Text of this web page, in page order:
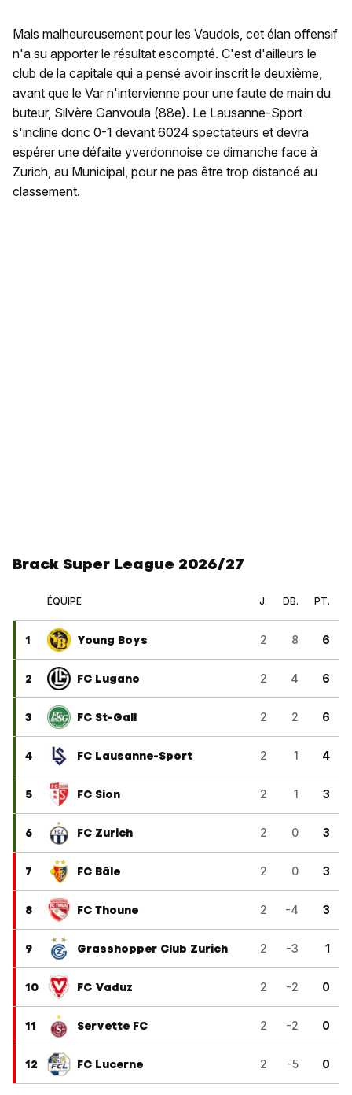
Mais malheureusement pour les Vaudois, cet élan offensif
n'a su apporter le résultat escompté. C'est d'ailleurs le
club de la capitale qui a pensé avoir inscrit le deuxième,
avant que le Var n'intervienne pour une faute de main du
buteur, Silvère Ganvoula (88e). Le Lausanne-Sport
s'incline donc 0-1 devant 6024 spectateurs et devra
espérer une défaite yverdonnoise ce dimanche face à
Zurich, au Municipal, pour ne pas être trop distancé au
classement.
Brack Super League 2026/27
ÉQUIPE J. DB. PT.
1 Young Boys 2 8 6
2 FC Lugano 2 4 6
3 FC St-Gall 2 2 6
4 FC Lausanne-Sport 2 1 4
5 FC Sion 2 1 3
6 FC Zurich 2 0 3
7 FC Bâle 2 0 3
8 FC Thoune 2 -4 3
9 Grasshopper Club Zurich 2 -3 1
10 FC Vaduz 2 -2 0
11 Servette FC 2 -2 0
12 FC Lucerne 2 -5 0